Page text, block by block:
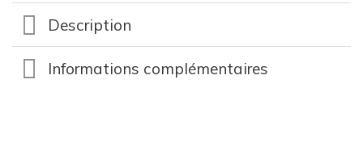
Description
Informations complémentaires